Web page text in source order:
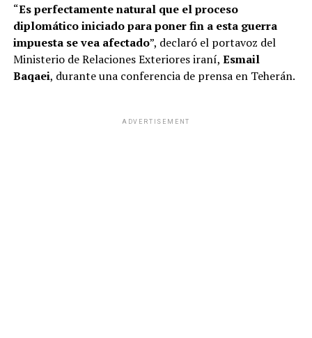
“Es perfectamente natural que el proceso
diplomático iniciado para poner fin a esta guerra
impuesta se vea afectado”, declaró el portavoz del
Ministerio de Relaciones Exteriores iraní, Esmail
Baqaei, durante una conferencia de prensa en Teherán.
ADVERTISEMENT